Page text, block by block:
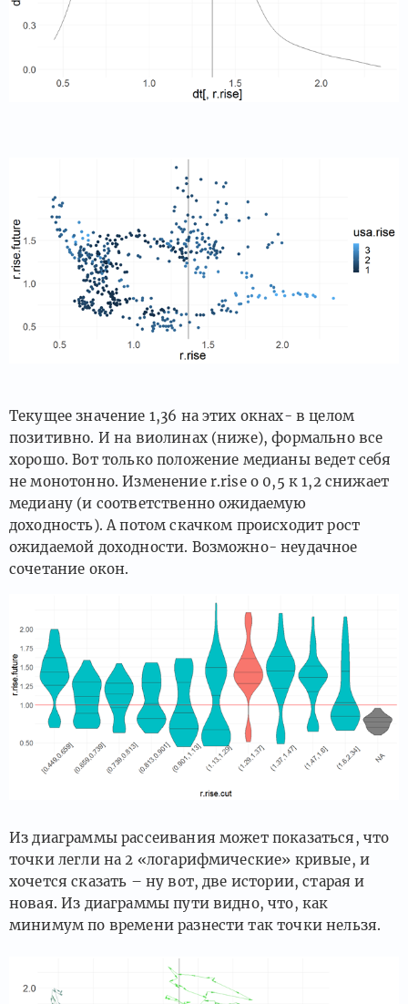
Текущее значение 1,36 на этих окнах- в целом
позитивно. И на виолинах (ниже), формально все
хорошо. Вот только положение медианы ведет себя
не монотонно. Изменение r.rise о 0,5 к 1,2 снижает
медиану (и соответственно ожидаемую
доходность). А потом скачком происходит рост
ожидаемой доходности. Возможно- неудачное
сочетание окон.
Из диаграммы рассеивания может показаться, что
точки легли на 2 «логарифмические» кривые, и
хочется сказать – ну вот, две истории, старая и
новая. Из диаграммы пути видно, что, как
минимум по времени разнести так точки нельзя.